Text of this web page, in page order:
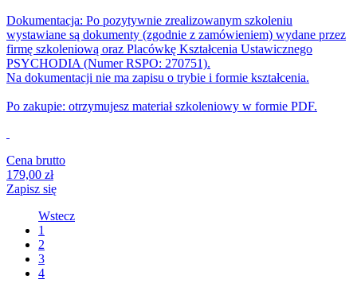
Dokumentacja: Po pozytywnie zrealizowanym szkoleniu
wystawiane są dokumenty (zgodnie z zamówieniem) wydane przez
firmę szkoleniową oraz Placówkę Kształcenia Ustawicznego
PSYCHODIA (Numer RSPO: 270751).
Na dokumentacji nie ma zapisu o trybie i formie kształcenia.
Po zakupie: otrzymujesz materiał szkoleniowy w formie PDF.
Cena brutto
179,00 zł
Zapisz się
Wstecz
1
2
3
4